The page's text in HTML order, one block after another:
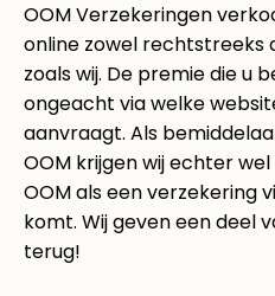
OOM Verzekeringen
online zowel rechtstreeks
zoals wij. De premie die u
ongeacht via welke
aanvraagt. Als
OOM krijgen wij echter
OOM als een verzekering
komt. Wij geven een deel
terug!